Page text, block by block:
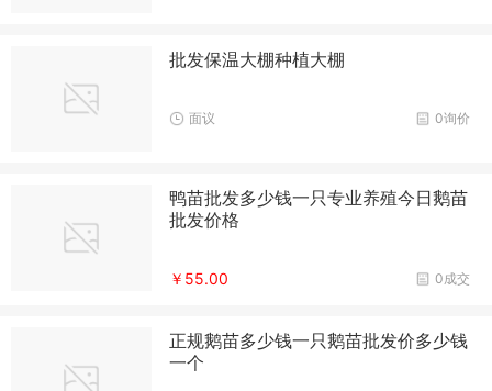
批发保温大棚种植大棚
0询价
面议
鸭苗批发多少钱一只专业养殖今日鹅苗
批发价格
0成交
￥55.00
正规鹅苗多少钱一只鹅苗批发价多少钱
一个